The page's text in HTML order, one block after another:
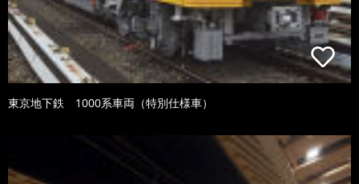
東京地下鉄 1000系車両（特別仕様車）